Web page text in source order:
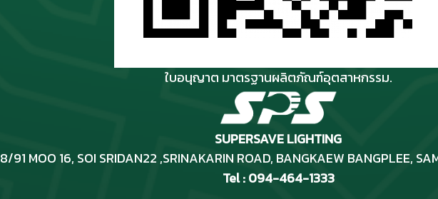
ใบอนุญาต มาตรฐานผลิตภัณฑ์อุตสาหกรรม.
SUPERSAVE LIGHTING
8/91 MOO 16, SOI SRIDAN22 ,SRINAKARIN ROAD, BANGKAEW BANGPLEE,
Tel : 094-464-1333